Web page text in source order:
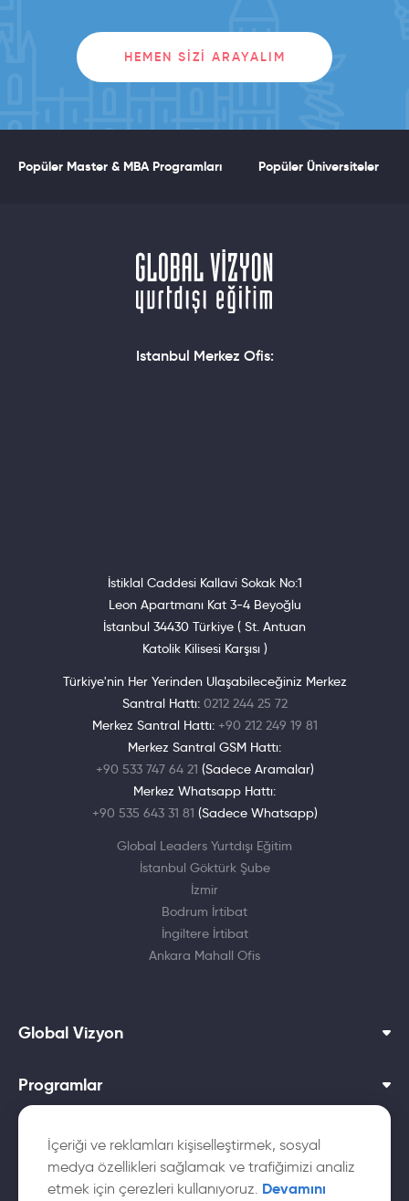
İçeriği ve reklamları kişiselleştirmek, sosyal
medya özellikleri sağlamak ve trafiğimizi analiz
etmek için çerezleri kullanıyoruz. Devamını
HEMEN SIZI ARAYALIM
Popüler Master & MBA Programları Popüler Üniversiteler
Istanbul Merkez Ofis:
İstiklal Caddesi Kallavi Sokak No:1
Leon Apartmanı Kat 3-4 Beyoğlu
İstanbul 34430 Türkiye ( St. Antuan
Katolik Kilisesi Karşısı )
Türkiye'nin Her Yerinden Ulaşabileceğiniz Merkez
Santral Hattı: 0212 244 25 72
Merkez Santral Hattı: +90 212 249 19 81
Merkez Santral GSM Hattı:
+90 533 747 64 21 (Sadece Aramalar)
Merkez Whatsapp Hattı:
+90 535 643 31 81 (Sadece Whatsapp)
Global Leaders Yurtdışı Eğitim
İstanbul Göktürk Şube
İzmir
Bodrum İrtibat
İngiltere İrtibat
Ankara Mahall Ofis
Global Vizyon
Programlar
Dil Okulları
Yurtdışı Üniversiteler